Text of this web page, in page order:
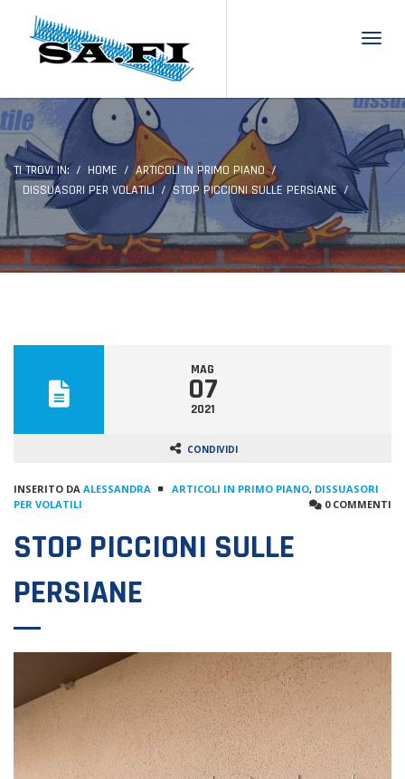
TI TROVI IN: HOME
ARTICOLI IN PRIMO PIANO
DISSUASORI PER VOLATILI
STOP PICCIONI SULLE PERSIANE
MAG
07
2021
CONDIVIDI
INSERITO DA ALESSANDRA ARTICOLI IN PRIMO PIANO, DISSUASORI
PER VOLATILI
0 COMMENTI
STOP PICCIONI SULLE
PERSIANE